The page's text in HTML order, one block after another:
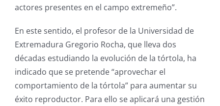
actores presentes en el campo extremeño”.
En este sentido, el profesor de la Universidad de
Extremadura Gregorio Rocha, que lleva dos
décadas estudiando la evolución de la tórtola, ha
indicado que se pretende “aprovechar el
comportamiento de la tórtola” para aumentar su
éxito reproductor. Para ello se aplicará una gestión